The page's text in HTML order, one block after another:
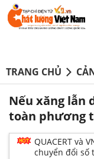
TRANG CHỦ
Nếu xăng lẫn
toàn phương
QUACERT và
chuyển đổi số